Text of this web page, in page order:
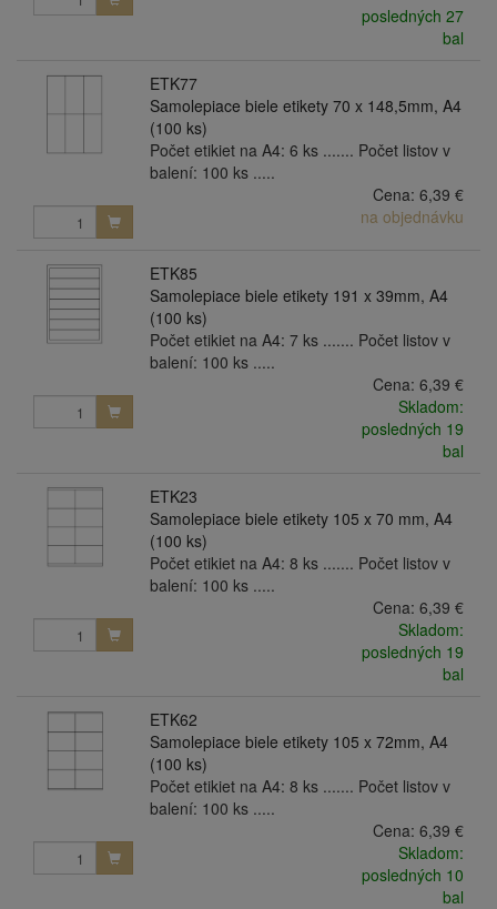
posledných 27
bal
ETK77
Samolepiace biele etikety 70 x 148,5mm, A4
(100 ks)
Počet etikiet na A4: 6 ks ....... Počet listov v
balení: 100 ks .....
Cena: 6,39 €
na objednávku
ETK85
Samolepiace biele etikety 191 x 39mm, A4
(100 ks)
Počet etikiet na A4: 7 ks ....... Počet listov v
balení: 100 ks .....
Cena: 6,39 €
Skladom:
posledných 19
bal
ETK23
Samolepiace biele etikety 105 x 70 mm, A4
(100 ks)
Počet etikiet na A4: 8 ks ....... Počet listov v
balení: 100 ks .....
Cena: 6,39 €
Skladom:
posledných 19
bal
ETK62
Samolepiace biele etikety 105 x 72mm, A4
(100 ks)
Počet etikiet na A4: 8 ks ....... Počet listov v
balení: 100 ks .....
Cena: 6,39 €
Skladom:
posledných 10
bal